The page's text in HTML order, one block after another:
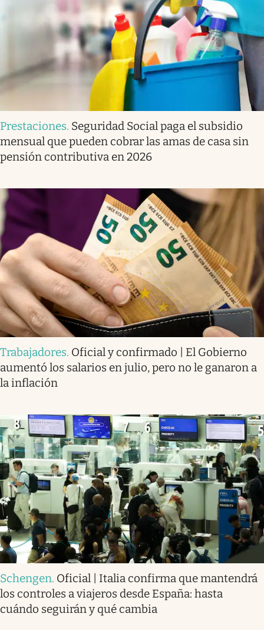
Prestaciones. Seguridad Social paga el subsidio
mensual que pueden cobrar las amas de casa sin
pensión contributiva en 2026
Trabajadores. Oficial y confirmado | El Gobierno
aumentó los salarios en julio, pero no le ganaron a
la inflación
Schengen. Oficial | Italia confirma que mantendrá
los controles a viajeros desde España: hasta
cuándo seguirán y qué cambia